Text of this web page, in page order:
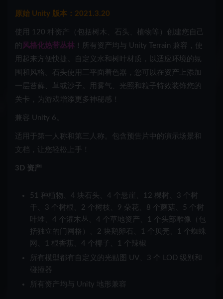
原始 Unity 版本：2021.3.20
使用 120 种资产（包括树木、石头、植物等）创建您自己
的 风格化热带丛林 ！所有资产均与 Unity Terrain 兼容，使
用起来方便快捷。自定义水和树叶材质，以适应环境的氛
围和风格。石头使用三平面着色器，您可以在资产上添加
一层苔藓、草或沙子。用雾气、光照和粒子特效装饰您的
关卡，为游戏增添更多神秘感！
兼容 Unity 6。
适用于第一人称和第三人称。包含预告片中的演示场景和
文档，让您轻松上手！
3D 资产
51 种植物、4 块石头、4 个悬崖、12 棵树、3 个树
干、3 个树根、2 个树枝、9 朵花、8 个蘑菇、5 个树
叶堆、4 个灌木丛、4 个草地资产、1 个头部雕像（包
括独立的门网格）、2 块鹅卵石、1 个贝壳、1 个蜘蛛
网、1 根香蕉、4 个椰子、1 个辣椒
所有模型都有自定义的光贴图 UV、3 个 LOD 级别和
碰撞器
所有资产均与 Unity 地形兼容